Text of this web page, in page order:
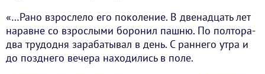
«…Рано взрослело его поколение. В двенадцать лет
наравне со взрослыми боронил пашню. По полтора-
два трудодня зарабатывал в день. С раннего утра и
до позднего вечера находились в поле.